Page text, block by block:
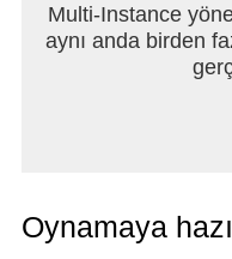
Multi-Instance
aynı anda birden
Oynamaya